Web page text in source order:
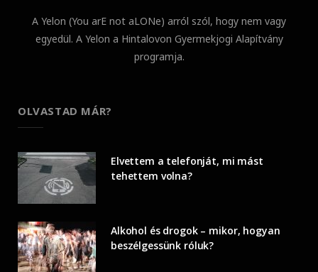
A Yelon (You arE not aLONe) arról szól, hogy nem vagy
egyedül. A Yelon a Hintalovon Gyermekjogi Alapítvány
programja.
OLVASTAD MÁR?
Elvettem a telefonját, mi mást
tehettem volna?
Alkohol és drogok – mikor, hogyan
beszélgessünk róluk?